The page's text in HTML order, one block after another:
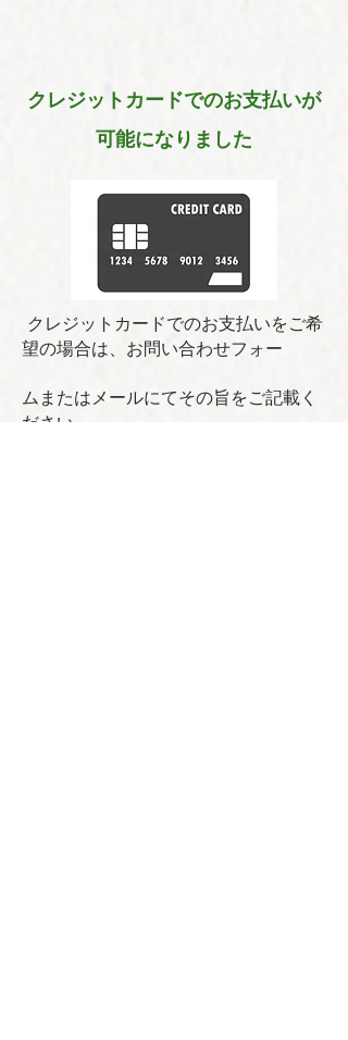
クレジットカードでのお支払いが
可能になりました
クレジットカードでのお支払いをご希
望の場合は、お問い合わせフォー
ムまたはメールにてその旨をご記載く
ださい